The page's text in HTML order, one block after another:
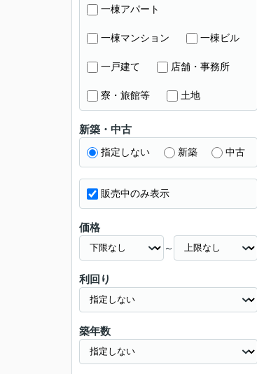
一棟アパート
一棟マンション 一棟ビル
一戸建て 店舗・事務所
寮・旅館等 土地
新築・中古
指定しない 新築 中古
販売中のみ表示
価格
～
利回り
築年数